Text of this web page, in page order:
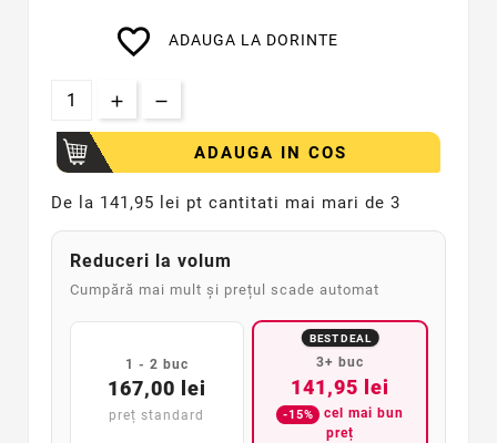
favorite_border ADAUGA LA DORINTE
ADAUGA IN COS
De la 141,95 lei pt cantitati mai mari de 3
Reduceri la volum
Cumpără mai mult și prețul scade automat
1 - 2 buc
167,00 lei
preț standard
BEST DEAL
3+ buc
141,95 lei
-15%
cel mai bun
preț